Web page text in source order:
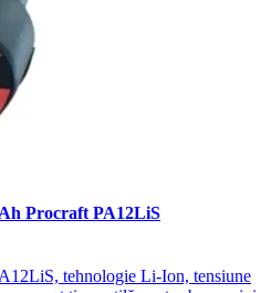
Procraft PA12LiS
tehnologie Li-Ion, tensiune